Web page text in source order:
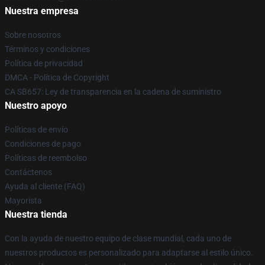
Nuestra empresa
Sobre nosotros
Términos y condiciones
Política de privacidad
DMCA - Política de Copyright
CA SB657: Ley de transparencia en la cadena de suministro
Nuestro apoyo
Políticas de envío
Condiciones de pago
Políticas de reembolso
Contáctenos
Ayuda al cliente (FAQ)
Mayorista
Nuestra tienda
Con la ayuda de nuestro equipo de clase mundial, cada uno de
nuestros productos es personalizado para adaptarse al estilo único.